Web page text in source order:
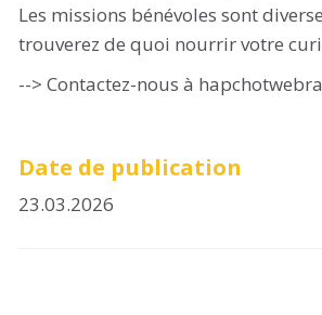
Les missions bénévoles sont
trouverez de quoi nourrir votre
--> Contactez-nous à
Date de publication
23.03.2026